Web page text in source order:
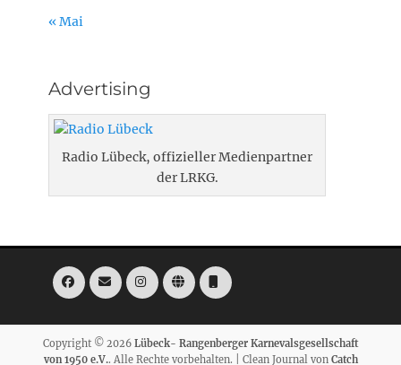
« Mai
Advertising
Radio Lübeck, offizieller Medienpartner
der LRKG.
Facebook
E-
Mail
Instagram
WebsiteTelefon
Copyright © 2026 Lübeck- Rangenberger Karnevalsgesellschaft
von 1950 e.V.. Alle Rechte vorbehalten. | Clean Journal von Catch